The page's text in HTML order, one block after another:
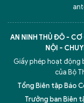
AN NINH THỦ ĐÔ -
NỘI -
Giấy phép hoạt động
của Bộ
Tổng Biên tập Báo
Trưởng ban Biên